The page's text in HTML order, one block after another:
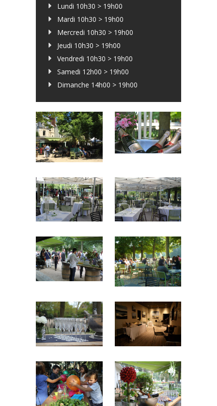
Lundi 10h30 > 19h00
Mardi 10h30 > 19h00
Mercredi 10h30 > 19h00
Jeudi 10h30 > 19h00
Vendredi 10h30 > 19h00
Samedi 12h00 > 19h00
Dimanche 14h00 > 19h00